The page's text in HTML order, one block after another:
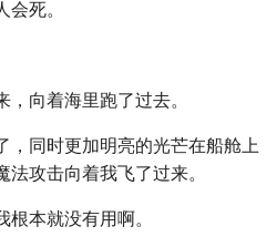
死。
向着海里跑了过去。
，同时更加明亮的光芒在船舱上
攻击向着我飞了过来。
本就没有用啊。